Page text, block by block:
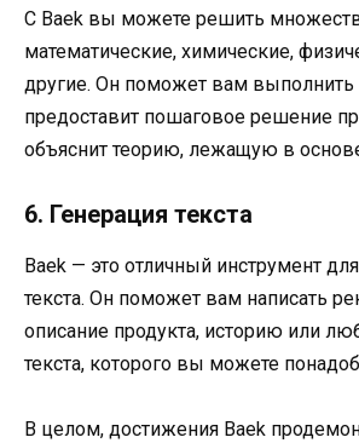
С Baek вы можете решить
математические, химические,
другие. Он поможет вам выполнить
предоставит пошаговое решение
объяснит теорию, лежащую в
6. Генерация текста
Baek — это отличный инструмент
текста. Он поможет вам написать
описание продукта, историю или
текста, которого вы можете
В целом, достижения Baek